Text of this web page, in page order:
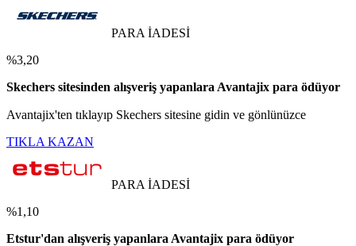
PARA İADESİ
%3,20
Skechers sitesinden alışveriş yapanlara Avantajix para ödüyor
Avantajix'ten tıklayıp Skechers sitesine gidin ve gönlünüzce
TIKLA KAZAN
PARA İADESİ
%1,10
Etstur'dan alışveriş yapanlara Avantajix para ödüyor